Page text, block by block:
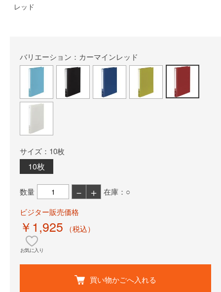
レッド
バリエーション：カーマインレッド
サイズ：10枚
10枚
数量 － ＋
在庫：○
ビジター販売価格
￥1,925 （税込）
お気に入り
買い物かごへ入れる